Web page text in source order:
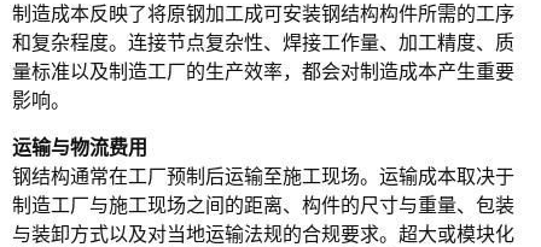
制造成本反映了将原钢加工成可安装钢结构构件所需的工序
和复杂程度。连接节点复杂性、焊接工作量、加工精度、质
量标准以及制造工厂的生产效率，都会对制造成本产生重要
影响。
运输与物流费用
钢结构通常在工厂预制后运输至施工现场。运输成本取决于
制造工厂与施工现场之间的距离、构件的尺寸与重量、包装
与装卸方式以及对当地运输法规的合规要求。超大或模块化